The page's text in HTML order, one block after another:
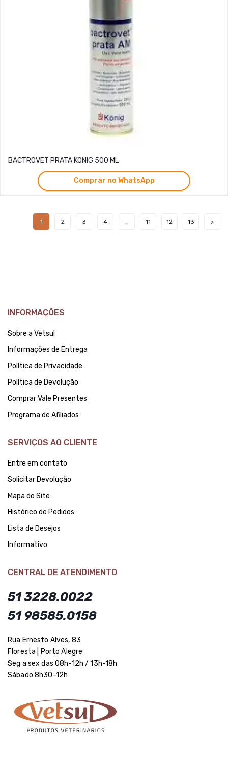
BACTROVET PRATA KONIG 500 ML
Comprar no WhatsApp
1 2 3 4 11 12 13
INFORMAÇÕES
Sobre a Vetsul
Informações de Entrega
Política de Privacidade
Política de Devolução
Comprar Vale Presentes
Programa de Afiliados
SERVIÇOS AO CLIENTE
Entre em contato
Solicitar Devolução
Mapa do Site
Histórico de Pedidos
Lista de Desejos
Informativo
CENTRAL DE ATENDIMENTO
51 3228.0022
51 98585.0158
Rua Ernesto Alves, 83
Floresta | Porto Alegre
Seg a sex das 08h-12h / 13h-18h
Sábado 8h30-12h